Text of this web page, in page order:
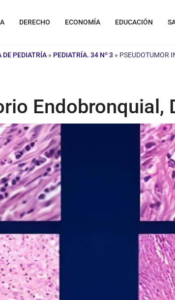
DERECHO ECONOMÍA EDUCACIÓN
DE PEDIATRÍA » PEDIATRÍA. 34 Nº 3 » PSEUDOTUMOR
Endobronquial,